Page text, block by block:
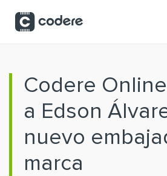
Codere
a Edson
nuevo
marca